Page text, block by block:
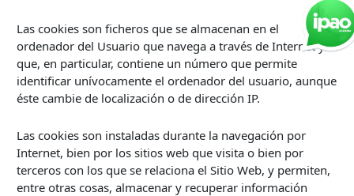
Las cookies son ficheros que se almacenan en el
ordenador del Usuario que navega a través de Internet y
que, en particular, contiene un número que permite
identificar unívocamente el ordenador del usuario, aunque
éste cambie de localización o de dirección IP.
Las cookies son instaladas durante la navegación por
Internet, bien por los sitios web que visita o bien por
terceros con los que se relaciona el Sitio Web, y permiten,
entre otras cosas, almacenar y recuperar información